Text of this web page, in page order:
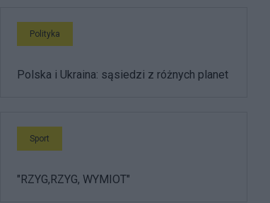
Polityka
Polska i Ukraina: sąsiedzi z różnych planet
Sport
"RZYG,RZYG, WYMIOT"